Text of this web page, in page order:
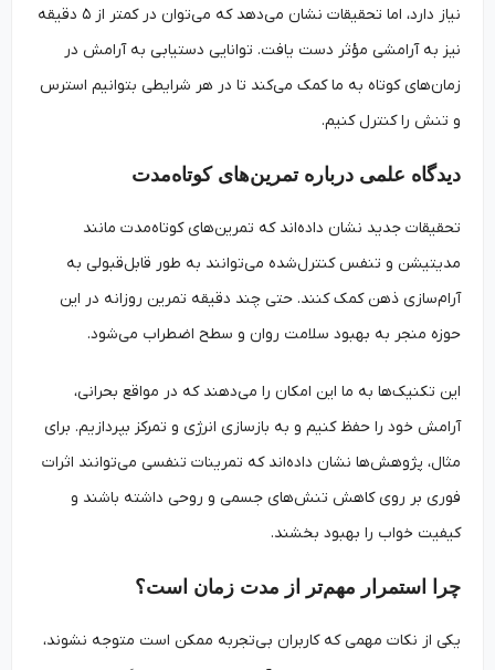
نیاز دارد، اما تحقیقات نشان می‌دهد که می‌توان در کمتر از ۵ دقیقه
نیز به آرامشی مؤثر دست یافت. توانایی دستیابی به آرامش در
زمان‌های کوتاه به ما کمک می‌کند تا در هر شرایطی بتوانیم استرس
و تنش را کنترل کنیم.
دیدگاه علمی درباره تمرین‌های کوتاه‌مدت
تحقیقات جدید نشان داده‌اند که تمرین‌های کوتاه‌مدت مانند
مدیتیشن و تنفس کنترل‌شده می‌توانند به طور قابل‌قبولی به
آرام‌سازی ذهن کمک کنند. حتی چند دقیقه تمرین روزانه در این
حوزه منجر به بهبود سلامت روان و سطح اضطراب می‌شود.
این تکنیک‌ها به ما این امکان را می‌دهند که در مواقع بحرانی،
آرامش خود را حفظ کنیم و به بازسازی انرژی و تمرکز بپردازیم. برای
مثال، پژوهش‌ها نشان داده‌اند که تمرینات تنفسی می‌توانند اثرات
فوری بر روی کاهش تنش‌های جسمی و روحی داشته باشند و
کیفیت خواب را بهبود بخشند.
چرا استمرار مهم‌تر از مدت زمان است؟
یکی از نکات مهمی که کاربران بی‌تجربه ممکن است متوجه نشوند،